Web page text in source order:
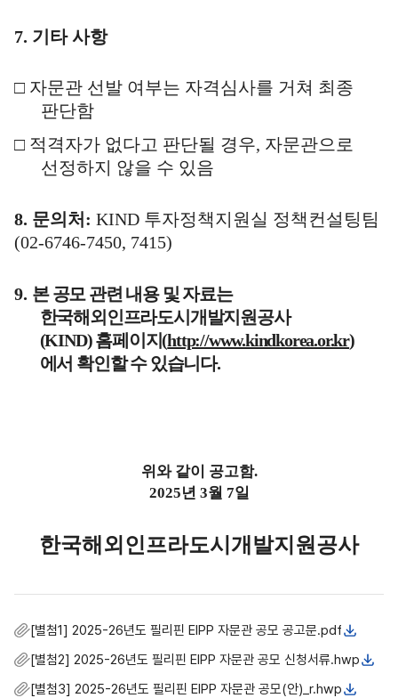
7. 기타 사항
□ 자문관 선발 여부는 자격심사를 거쳐 최종
판단함
□ 적격자가 없다고 판단될 경우, 자문관으로
선정하지 않을 수 있음
8. 문의처: KIND 투자정책지원실 정책컨설팅팀
(02-6746-7450, 7415)
9. 본 공모 관련 내용 및 자료는
한국해외인프라도시개발지원공사
(KIND)홈페이지(http://www.kindkorea.or.kr)
에서 확인할 수 있습니다.
위와 같이 공고함.
2025년 3월 7일
한국해외인프라도시개발지원공사
[별첨1] 2025-26년도 필리핀 EIPP 자문관 공모 공고문.pdf
[별첨2] 2025-26년도 필리핀 EIPP 자문관 공모 신청서류.hwp
[별첨3] 2025-26년도 필리핀 EIPP 자문관 공모(안)_r.hwp